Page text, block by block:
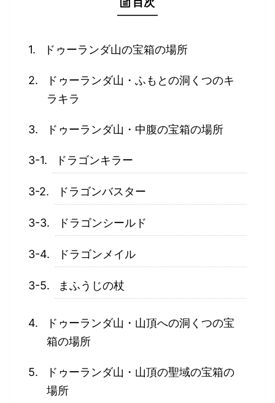
ドゥーランダ山の宝箱の場所
ドゥーランダ山・ふもとの洞くつのキ
ラキラ
ドゥーランダ山・中腹の宝箱の場所
ドラゴンキラー
ドラゴンバスター
ドラゴンシールド
ドラゴンメイル
まふうじの杖
ドゥーランダ山・山頂への洞くつの宝
箱の場所
ドゥーランダ山・山頂の聖域の宝箱の
場所